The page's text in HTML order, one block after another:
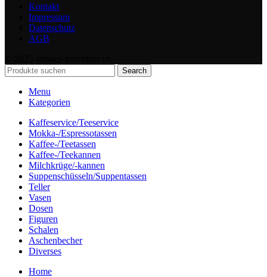
Kontakt
Impressum
Datenschutz
AGB
Search
Menu
Kategorien
Kaffeservice/Teeservice
Mokka-/Espressotassen
Kaffee-/Teetassen
Kaffee-/Teekannen
Milchkrüge/-kannen
Suppenschüsseln/Suppentassen
Teller
Vasen
Dosen
Figuren
Schalen
Aschenbecher
Diverses
Home